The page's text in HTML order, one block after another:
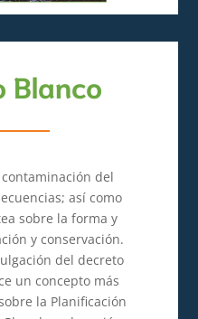
Blanco
del
así como
sobre la forma y
y conservación.
del decreto
un concepto más
la Planificación